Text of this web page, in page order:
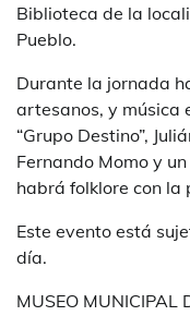
Biblioteca de la
Pueblo.
Durante la jornada
artesanos, y música
“Grupo Destino”,
Fernando Momo y
habrá folklore con la
Este evento está
día.
MUSEO MUNICIPAL